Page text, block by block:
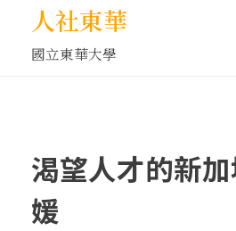
人社東華
國立東華大學
藝文空間
渴望人才的新
媛